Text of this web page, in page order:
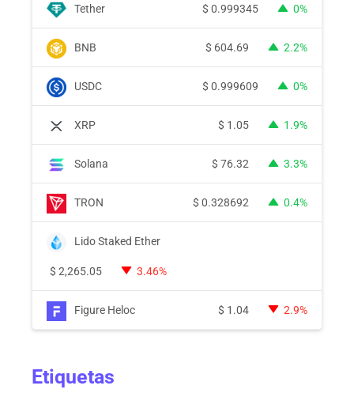
Tether $ 0.999345 0%
BNB $ 604.69 2.2%
USDC $ 0.999609 0%
XRP $ 1.05 1.9%
Solana $ 76.32 3.3%
TRON $ 0.328692 0.4%
Lido Staked Ether
$ 2,265.05 3.46%
Figure Heloc $ 1.04 2.9%
Etiquetas